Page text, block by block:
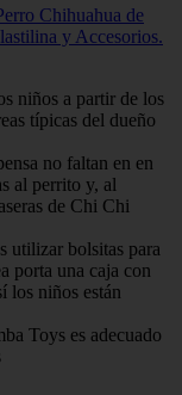
Chihuahua de
y Accesorios.
niños a partir de los
típicas del dueño
no faltan en en
al perrito y, al
de Chi Chi
utilizar bolsitas para
porta una caja con
los niños están
Toys es adecuado